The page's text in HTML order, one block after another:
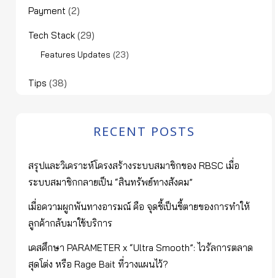
Payment (2)
Tech Stack (29)
Features Updates (23)
Tips (38)
RECENT POSTS
สรุปและวิเคราะห์โครงสร้างระบบสมาชิกของ RBSC เมื่อ
ระบบสมาชิกกลายเป็น “สินทรัพย์ทางสังคม”
เมื่อความผูกพันทางอารมณ์ คือ จุดชี้เป็นชี้ตายของการทำให้
ลูกค้ากลับมาใช้บริการ
เคสศึกษา PARAMETER x “Ultra Smooth”: ไวรัลการตลาด
สุดโต่ง หรือ Rage Bait ที่วางแผนไว้?